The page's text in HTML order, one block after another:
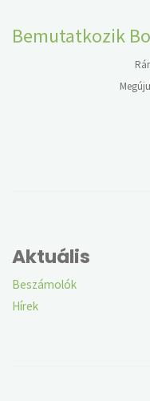
Bemutatkozik
Aktuális
Beszámolók
Hírek